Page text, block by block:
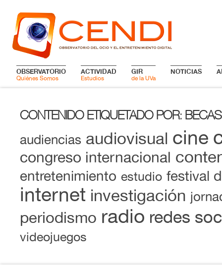
OBSERVATORIO
Quiénes Somos
ACTIVIDAD
Estudios
GIR
de la UVa
NOTICIAS
CONTENIDO ETIQUETADO POR: BECAS
audiencias audiovisual cine
congreso internacional
entretenimiento estudio festival
internet investigación
periodismo radio redes
videojuegos